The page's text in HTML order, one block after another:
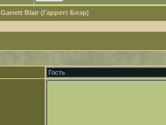
Garrett Blair (Гарретт Блэр)